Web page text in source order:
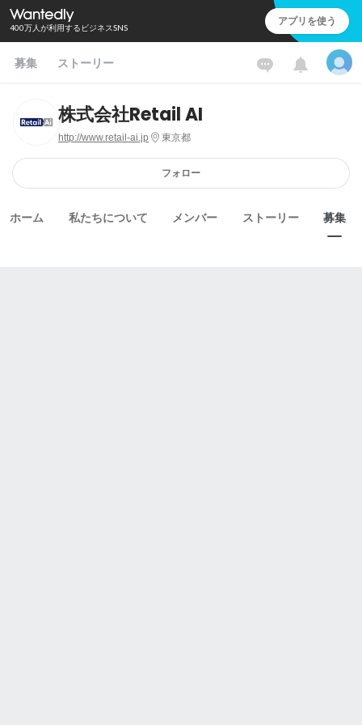
400万人が利用するビジネスSNS アプリを使う
募集 ストーリー
株式会社Retail AI
http://www.retail-ai.jp 東京都
フォロー
ホーム 私たちについて メンバー ストーリー 募集